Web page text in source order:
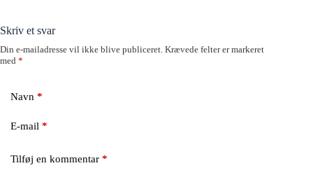
Skriv et svar
Din e-mailadresse vil ikke blive publiceret. Krævede felter er markeret
med *
Navn *
E-mail *
Tilføj en kommentar *